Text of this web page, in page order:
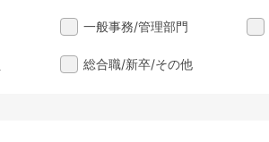
一般事務/管理部門
総合職/新卒/その他